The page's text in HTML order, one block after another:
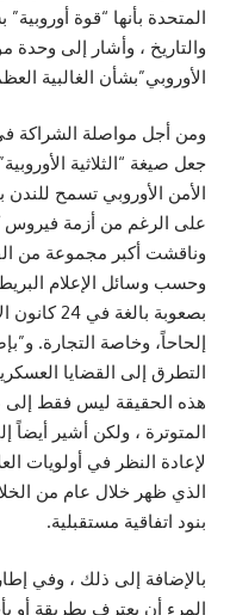
المتحدة بأنها “قوة
والتاريخ ، وأشار إلى وحدة
الأوروبي”بشأن الغالبية
ومن أجل مواصلة الشراكة في
جعل صيغة “الثلاثية
على الرغم من أزمة فيروس
وناقشت أكبر مجموعة من
وحسب وسائل الإعلام
بصعوبة
إلحاحاً، وخاصة التجارة.
التطرق إلى القضايا
هذه الحقيقة ليس فقط
المتوترة ، ولكن أشير
لإعادة النظر في أولويات
الذي ظهر خلال عام من
بنود اتفاقية مستقبلية.
بالإضافة إلى ذلك ، وفي
المرء أن يعترف بطريقة أو